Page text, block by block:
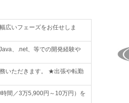
広いフェーズをお任せしま
、.net、等での開発経験や
いただきます。 ★出張や転勤
間／3万5,900円～10万円）を